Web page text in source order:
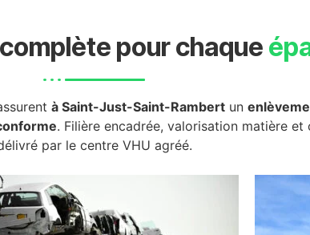
pour chaque
à Saint-Just-Saint-Rambert un
. Filière encadrée, valorisation matière
par le centre VHU agréé.